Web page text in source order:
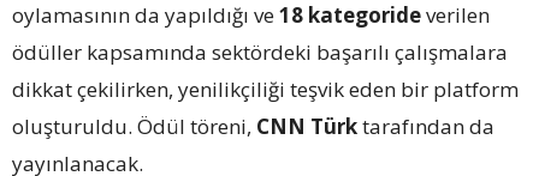
oylamasının da yapıldığı ve18 kategorideverilen
ödüller kapsamında sektördeki başarılı çalışmalara
dikkat çekilirken, yenilikçiliği teşvik eden bir platform
oluşturuldu. Ödül töreni, CNN Türktarafından da
yayınlanacak.